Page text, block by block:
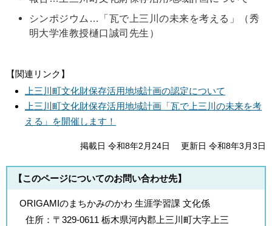
シンポジウム…「瓦で上三川の未来を考える」（秀
明大学准教授樋口誠司先生）
【関連リンク】
上三川町文化財保存活用地域計画の認定について
上三川町文化財保存活用地域計画「瓦で上三川の未来を考
える」を開催します！
掲載日 令和8年2月24日 更新日 令和8年3月3日
【このページについてのお問い合わせ先】
ORIGAMIのまちかみのかわ 生涯学習課 文化係
住所： 〒329-0611 栃木県河内郡上三川町大字上三